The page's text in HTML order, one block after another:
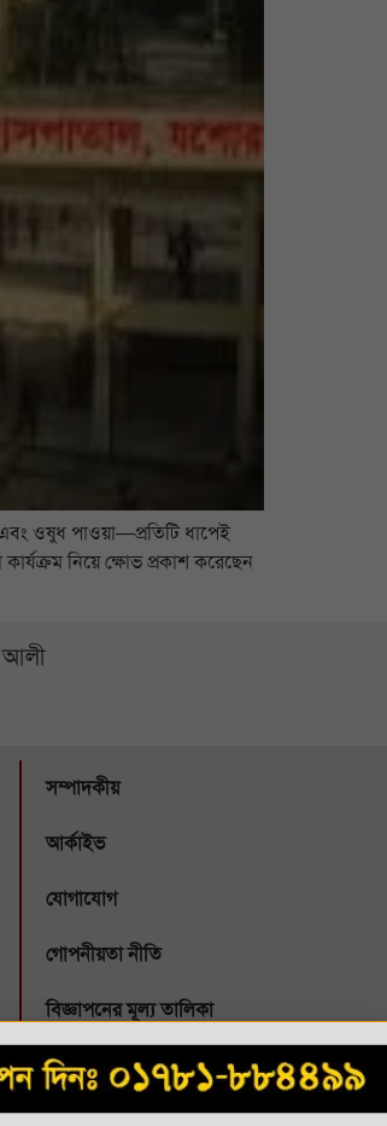
ওষুধ পাওয়া—প্রতিটি ধাপেই
নিয়ে ক্ষোভ প্রকাশ করেছেন
আলী
সম্পাদকীয়
আর্কাইভ
যোগাযোগ
গোপনীয়তা নীতি
বিজ্ঞাপনের মূল্য তালিকা